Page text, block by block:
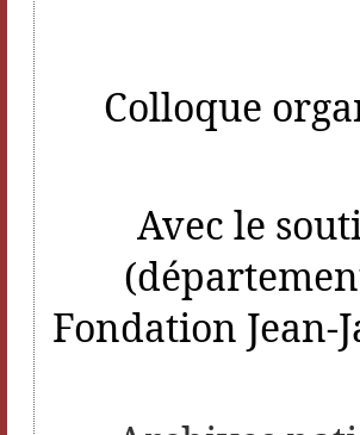
Colloque
Avec le
Fondation Jean-